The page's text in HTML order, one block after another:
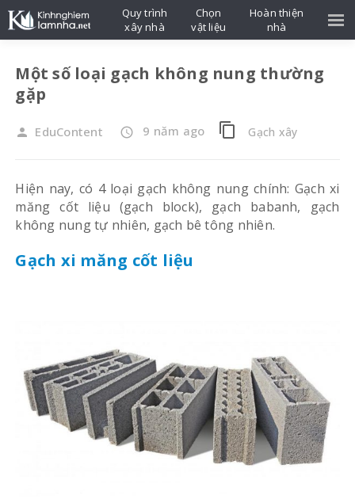
Một số loại gạch không nung thường
gặp
person EduContent access_time 9 năm ago content_copy Gạch xây
Hiện nay, có 4 loại gạch không nung chính: Gạch xi
măng cốt liệu (gạch block), gạch babanh, gạch
không nung tự nhiên, gạch bê tông nhiên.
Gạch xi măng cốt liệu
Quy trình
xây nhà
Chọn
vật liệu
Hoàn thiện
nhà